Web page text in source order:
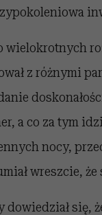
wielokrotnych
z różnymi
a co za tym
nocy,
wreszcie,
dowiedział się,